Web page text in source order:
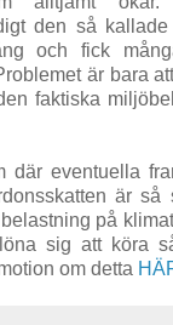
den så
och fick
är bara
faktiska
där eventuella
är så
på
sig att köra
om detta